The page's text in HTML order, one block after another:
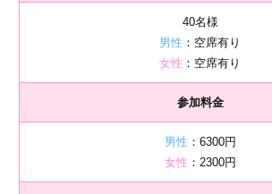
40名様
男性 ：空席有り
女性 ：空席有り
参加料金
男性 ：6300円
女性 ：2300円